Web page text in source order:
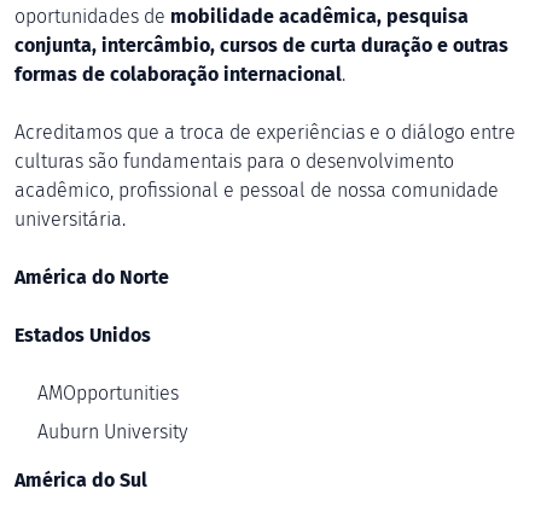
oportunidades de mobilidade acadêmica, pesquisa
conjunta, intercâmbio, cursos de curta duração e outras
formas de colaboração internacional.
Acreditamos que a troca de experiências e o diálogo entre
culturas são fundamentais para o desenvolvimento
acadêmico, profissional e pessoal de nossa comunidade
universitária.
América do Norte
Estados Unidos
AMOpportunities
Auburn University
América do Sul